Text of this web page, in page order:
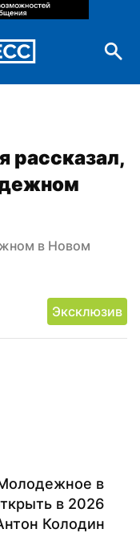
рассказал,
в Новом
Эксклюзив
в
в 2026
Колодин